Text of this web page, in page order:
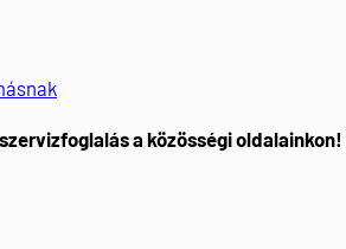
a közösségi oldalainkon!